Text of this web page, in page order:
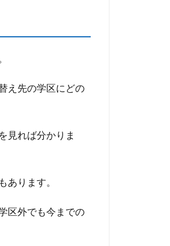
え先の学区にどの
見れば分かりま
ります。
区外でも今までの